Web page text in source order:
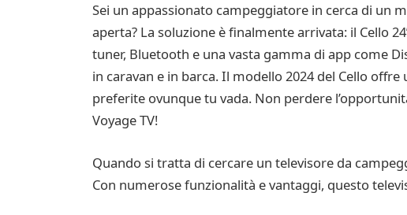
Sei un appassionato campeggiatore in cerca di un
aperta? La soluzione è finalmente arrivata: il Cello
tuner, Bluetooth e una vasta gamma di app come
in caravan e in barca. Il modello 2024 del Cello
preferite ovunque tu vada. Non perdere
Voyage TV!
Quando si tratta di cercare un televisore da
Con numerose funzionalità e vantaggi, questo